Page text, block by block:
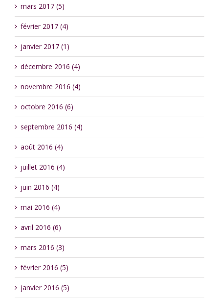
mars 2017 (5)
février 2017 (4)
janvier 2017 (1)
décembre 2016 (4)
novembre 2016 (4)
octobre 2016 (6)
septembre 2016 (4)
août 2016 (4)
juillet 2016 (4)
juin 2016 (4)
mai 2016 (4)
avril 2016 (6)
mars 2016 (3)
février 2016 (5)
janvier 2016 (5)